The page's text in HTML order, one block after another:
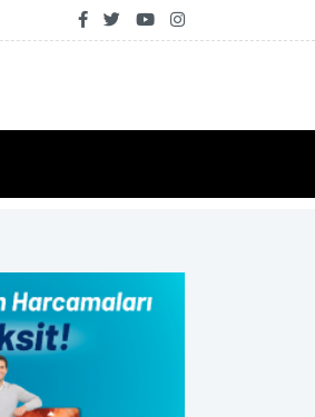
AFAD ile Gaziantep Büyükşehir Belediyesi